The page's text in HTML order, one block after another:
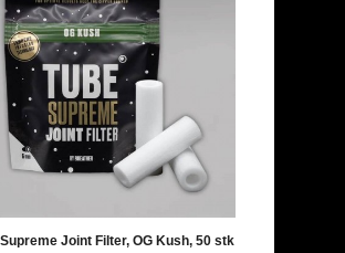
Joint Filter, OG Kush, 50 stk